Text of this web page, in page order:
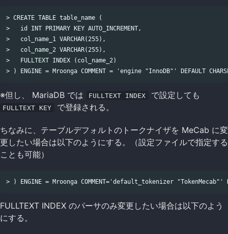
> CREATE TABLE table_name (
>   id INT PRIMARY KEY AUTO_INCREMENT,
>   col_name_1 VARCHAR(255),
>   col_name_2 VARCHAR(255),
>   FULLTEXT INDEX (col_name_2)
※但し、 MariaDB では FULLTEXT INDEX で設定しても
FULLTEXT KEY で登録される。
ちなみに、テーブルデフォルトのトークナイザを MeCab に変
更したい場合は以下のようにする。（設定ファイルで指定する
ことも可能）
FULLTEXT INDEX のパーサのみ変更したい場合は以下のよう
にする。